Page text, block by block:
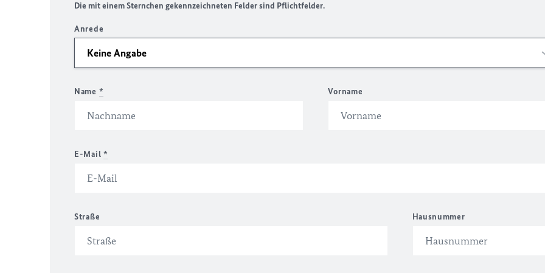
Die mit einem Sternchen gekennzeichneten Felder sind Pflichtfelder.
Anrede
Name * Vorname
E-Mail *
Straße Hausnummer